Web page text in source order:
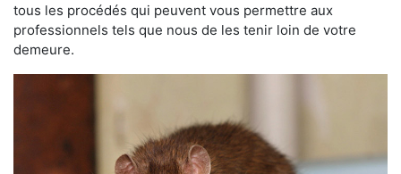
tous les procédés qui peuvent vous permettre aux
professionnels tels que nous de les tenir loin de votre
demeure.